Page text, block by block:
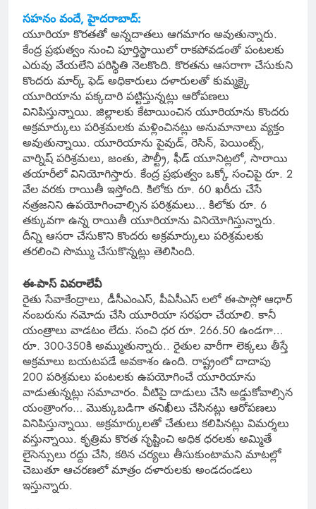
సహనం వందే, హైదరాబాద్:
యూరియా కొరతతో అన్నదాతలు ఆగమాగం అవుతున్నారు.
కేంద్ర ప్రభుత్వం నుంచి పూర్తిస్థాయిలో రాకపోవడంతో పంటలకు
ఎరువు వేయలేని పరిస్థితి నెలకొంది. కొరతను ఆసరాగా చేసుకుని
కొందరు మార్క్ ఫెడ్ అధికారులు దళారులతో కుమ్మక్కై
యూరియాను పక్కదారి పట్టిస్తున్నట్లు ఆరోపణలు
వినిపిస్తున్నాయి. జిల్లాలకు కేటాయించిన యూరియాను కొందరు
అక్రమార్కులు పరిశ్రమలకు మళ్లించినట్లు అనుమానాలు వ్యక్తం
అవుతున్నాయి. యూరియాను పైవుడ్, రెసిన్, పెయింట్స్,
వార్నిష్ పరిశ్రమలు, జంతు, పౌల్ట్రీ, ఫీడ్ యూనిట్లలో, సారాయి
తయారీలో వినియోగిస్తారు. కేంద్ర ప్రభుత్వం ఒక్కో సంచిపై రూ. 2
వేల వరకు రాయితీ ఇస్తోంది. కిలోకు రూ. 60 ఖరీదు చేసే
నత్రజనిని ఉపయోగించాల్సిన పరిశ్రమలు… కిలోకు రూ. 6
తక్కువగా ఉన్న రాయితీ యూరియాను వినియోగిస్తున్నారు.
దీన్ని ఆసరా చేసుకొని కొందరు అక్రమార్కులు పరిశ్రమలకు
తరలించి సొమ్ము చేసుకొన్నట్లు తెలిసింది.
ఈ-పాస్ వివరాలేవీ
రైతు సేవాకేంద్రాలు, డీసీఎంఎస్, పీఏసీఎస్ లలో ఈ-పాస్లో ఆధార్
నంబరును నమోదు చేసి యూరియా సరఫరా చేయాలి. కానీ
యంత్రాలు వాడటం లేదు. సంచి ధర రూ. 266.50 ఉండగా…
రూ. 300-350కి అమ్ముతున్నారు.. రైతుల వారీగా లెక్కలు తీస్తే
అక్రమాలు బయటపడే అవకాశం ఉంది. రాష్ట్రంలో దాదాపు
200 పరిశ్రమలు పంటలకు ఉపయోగించే యూరియాను
వాడుతున్నట్లు సమాచారం. వీటిపై దాడులు చేసి అడ్డుకోవాల్సిన
యంత్రాంగం… మొక్కుబడిగా తనిఖీలు చేసినట్లు ఆరోపణలు
వినిపిస్తున్నాయి. అక్రమార్కులతో చేతులు కలిపినట్లు విమర్శలు
వస్తున్నాయి. కృత్రిమ కొరత సృష్టించి అధిక ధరలకు అమ్మితే
లైసెన్సులు రద్దు చేసి, కఠిన చర్యలు తీసుకుంటామని మాటల్లో
చెబుతూ ఆచరణలో మాత్రం దళారులకు అండదండలు
ఇస్తున్నారు.